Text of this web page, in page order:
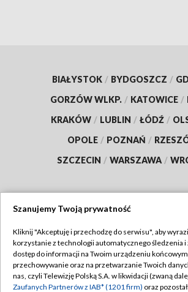
BIAŁYSTOK / BYDGOSZCZ /
GORZÓW WLKP. / KATOWICE /
KRAKÓW / LUBLIN / ŁÓDŹ /
OPOLE / POZNAŃ /
SZCZECIN / WARSZAWA /
TVP
Abonament TVP
Emisja w TVP
Regulamin TVP
Polityka prywatności
Szanujemy Twoją prywatność
Kliknij "Akceptuję i przechodzę do serwisu", aby
korzystanie z technologii automatycznego śledzenia i
dostęp do informacji na Twoim urządzeniu
przechowywanie oraz na przetwarzanie Twoich
nas, czyli Telewizję Polską S.A. w likwidacji (zwaną
Zaufanych Partnerów z IAB* (1201 firm) oraz